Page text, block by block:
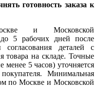
готовность заказа к
и Московской
до 5 рабочих дней после
деталей с
товара на складе. Точные
менее 5 часов) уточняется
Минимальная
по Москве и Московской